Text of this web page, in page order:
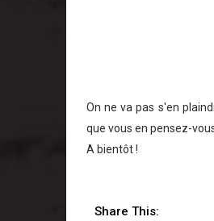
On ne va pas s'en
que vous en pensez-
A bientôt !
Share This: